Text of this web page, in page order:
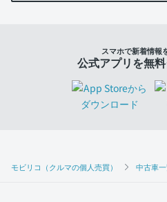
モビリコ（クルマの個人売買） 中古車
スマホで新着情報
公式アプリを無